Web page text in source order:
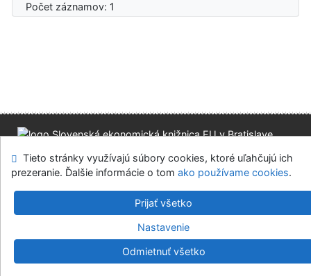
Počet záznamov: 1
Mapa stránok Prístupnosť
Súkromie
Modul OpenSearch
Napíšte nám Nastavenie cookies
Slovenská ekonomická knižnica EU v Bratislave
v.4.8.63a-Cosmotron Slovakia, s.r.o.
Tieto stránky využívajú súbory cookies, ktoré uľahčujú ich
prezeranie. Ďalšie informácie o tom ako používame cookies.
Prijať všetko
Nastavenie
Odmietnuť všetko